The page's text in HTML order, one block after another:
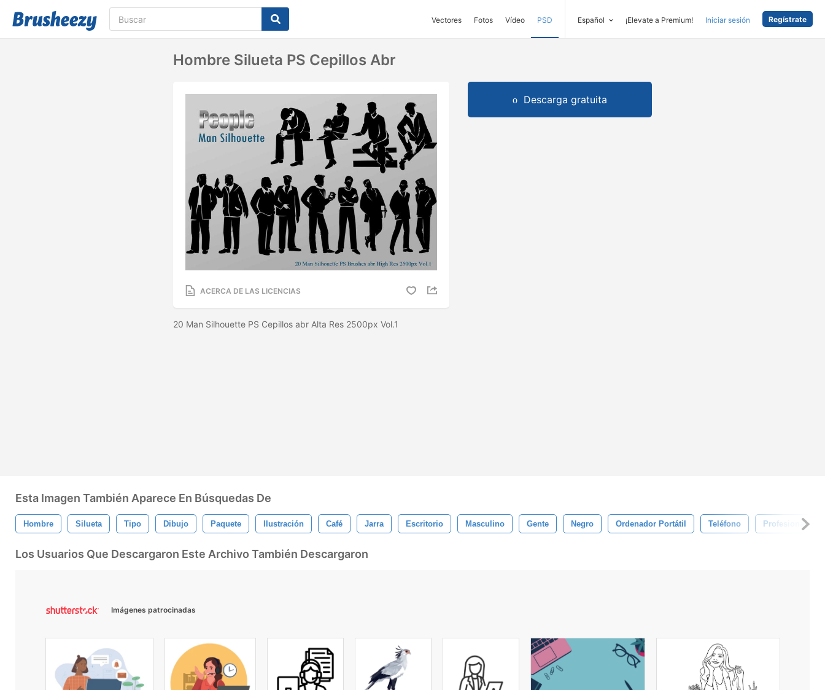
Vectores Fotos Vídeo PSD Español ¡Elevate a Premium! Iniciar sesión Regístrate
Hombre Silueta PS Cepillos Abr
ACERCA DE LAS LICENCIAS
20 Man Silhouette PS Cepillos abr Alta Res 2500px Vol.1
Descarga gratuita
Esta Imagen También Aparece En Búsquedas De
Hombre Silueta Tipo Dibujo Paquete Ilustración Café Jarra Escritorio Masculino Gente Negro Ordenador Portátil Teléfono Profesional
Los Usuarios Que Descargaron Este Archivo También Descargaron
Imágenes patrocinadas